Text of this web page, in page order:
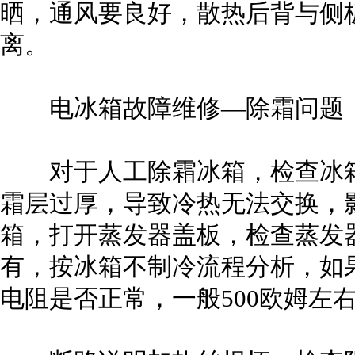
晒，通风要良好，散热后背与
离。
电冰箱故障维修—除霜问题
对于人工除霜冰箱，检查冰
霜层过厚，导致冷热无法交换
箱，打开蒸发器盖板，检查蒸
有，按冰箱不制冷流程分析，
电阻是否正常，一般500欧姆左